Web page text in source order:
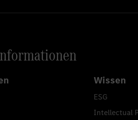
Wissen
ESG
Intellectual